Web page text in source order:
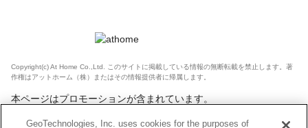
Copyright(c) At Home Co.,Ltd. このサイトに掲載している情報の無断転載を禁止します。著
作権はアットホーム（株）またはその情報提供者に帰属します。
本ページはプロモーションが含まれています。
GeoTechnologies, Inc. uses cookies for the purposes of